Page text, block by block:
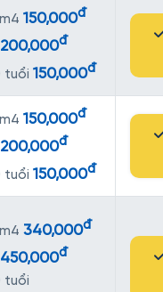
150,000đ
200,000đ
tuổi 150,000đ
150,000đ
200,000đ
tuổi 150,000đ
340,000đ
450,000đ
tuổi